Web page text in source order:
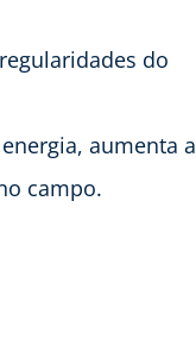
do
aumenta a
campo.